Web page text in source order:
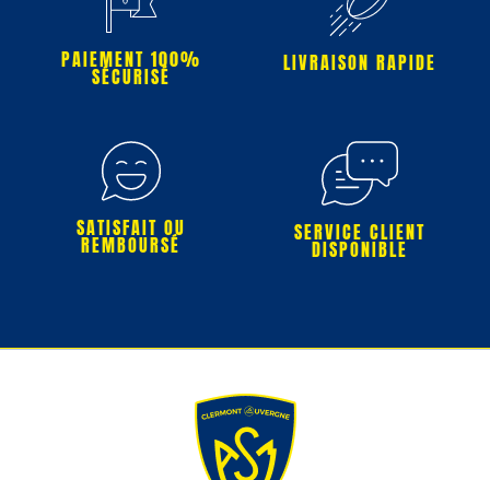
PAIEMENT 100%
SÉCURISÉ
LIVRAISON RAPIDE
SATISFAIT OU
REMBOURSÉ SERVICE CLIENT
DISPONIBLE